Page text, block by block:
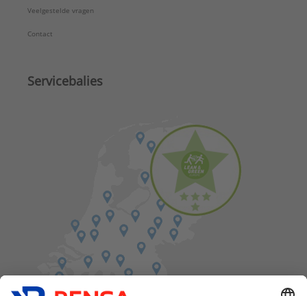
Veelgestelde vragen
Contact
Servicebalies